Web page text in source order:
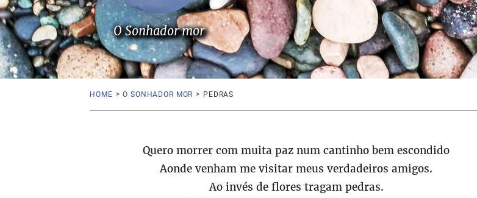
O Sonhador mor
HOME > O SONHADOR MOR > PEDRAS
Quero morrer com muita paz num cantinho bem escondido
Aonde venham me visitar meus verdadeiros amigos.
Ao invés de flores tragam pedras.